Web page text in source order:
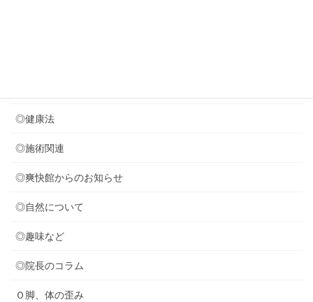
◎健康法
◎施術関連
◎爽快館からのお知らせ
◎自然について
◎趣味など
◎院長のコラム
Ｏ脚、体の歪み